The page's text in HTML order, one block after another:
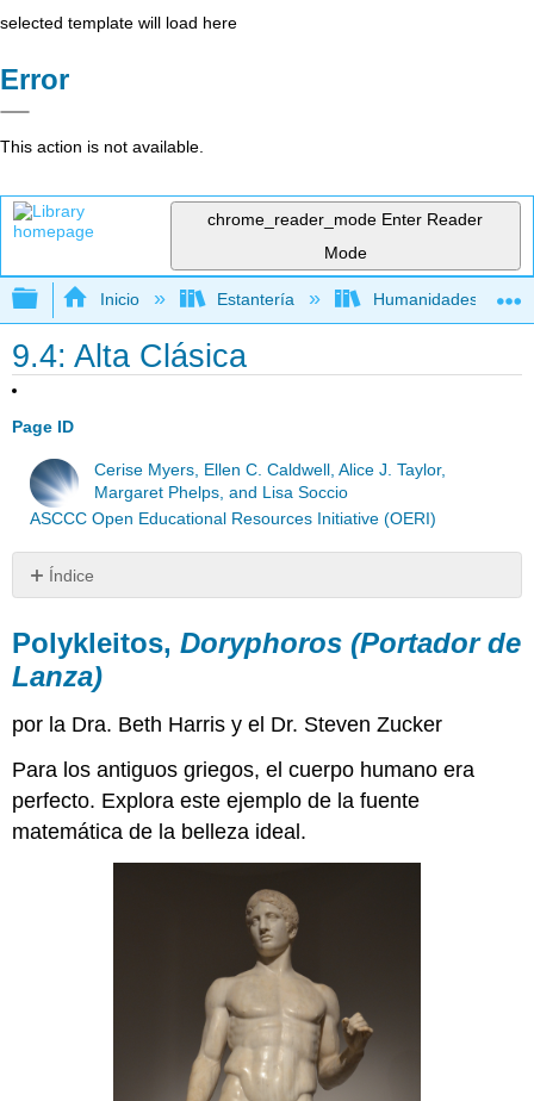
selected template will load here
Error
This action is not available.
chrome_reader_mode Enter Reader
Mode
Expandir/contraer jerarquía global
Inicio Estantería Humanidades
9.4: Alta Clásica
Page ID
Cerise Myers, Ellen C. Caldwell, Alice J. Taylor,
Margaret Phelps, and Lisa Soccio
ASCCC Open Educational Resources Initiative (OERI)
Índice
Doryphoros
(Portador
de
Copias
romanas
arte
griego
Polykleitos,Doryphoros (Portador de
Lanza)
por la Dra. Beth Harris y el Dr. Steven Zucker
Para los antiguos griegos, el cuerpo humano era
perfecto. Explora este ejemplo de la fuente
matemática de la belleza ideal.